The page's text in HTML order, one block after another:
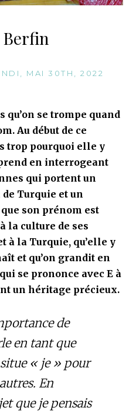
Berfin
MAI 30TH, 2022
qu’on se trompe quand
Au début de ce
trop pourquoi elle y
en interrogeant
qui portent un
Turquie et un
que son prénom est
la culture de ses
à la Turquie, qu’elle y
et qu’on grandit en
se prononce avec E à
un héritage précieux.
de
en tant que
« je » pour
En
que je pensais